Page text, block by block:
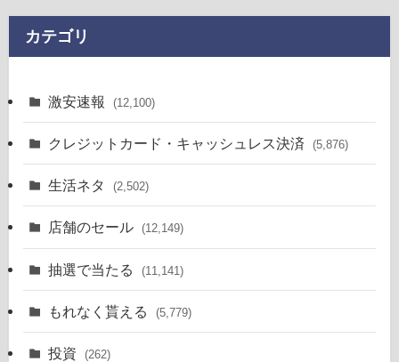
カテゴリ
激安速報 (12,100)
クレジットカード・キャッシュレス決済 (5,876)
生活ネタ (2,502)
店舗のセール (12,149)
抽選で当たる (11,141)
もれなく貰える (5,779)
投資 (262)